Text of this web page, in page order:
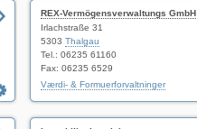
REX-Vermögensverwaltungs GmbH
Irlachstraße 31
5303 Thalgau
Tel.: 06235 61160
Fax: 06235 6529
Værdi- & Formuerforvaltninger